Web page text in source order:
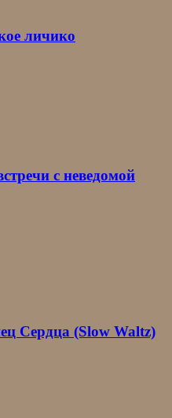
личико
с неведомой
Сердца (Slow Waltz)